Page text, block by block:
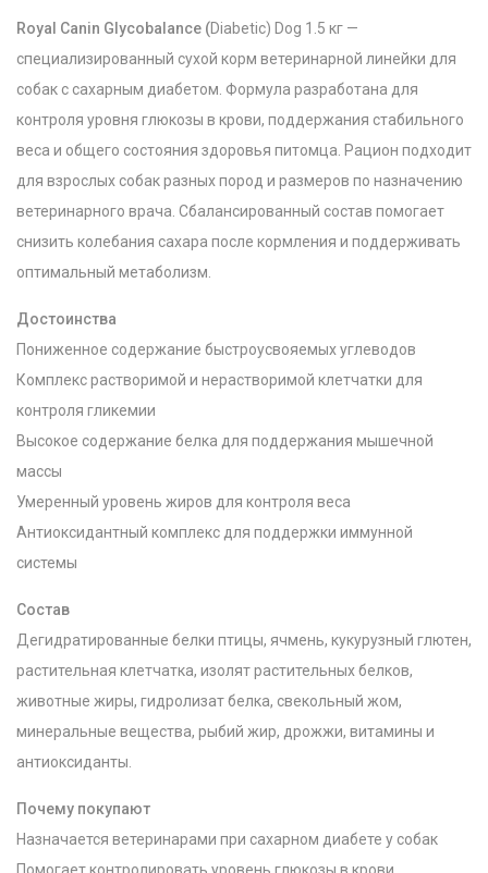
Royal Canin Glycobalance (Diabetic) Dog 1.5 кг —
специализированный сухой корм ветеринарной линейки для
собак с сахарным диабетом. Формула разработана для
контроля уровня глюкозы в крови, поддержания стабильного
веса и общего состояния здоровья питомца. Рацион подходит
для взрослых собак разных пород и размеров по назначению
ветеринарного врача. Сбалансированный состав помогает
снизить колебания сахара после кормления и поддерживать
оптимальный метаболизм.
Достоинства
Пониженное содержание быстроусвояемых углеводов
Комплекс растворимой и нерастворимой клетчатки для
контроля гликемии
Высокое содержание белка для поддержания мышечной
массы
Умеренный уровень жиров для контроля веса
Антиоксидантный комплекс для поддержки иммунной
системы
Состав
Дегидратированные белки птицы, ячмень, кукурузный глютен,
растительная клетчатка, изолят растительных белков,
животные жиры, гидролизат белка, свекольный жом,
минеральные вещества, рыбий жир, дрожжи, витамины и
антиоксиданты.
Почему покупают
Назначается ветеринарами при сахарном диабете у собак